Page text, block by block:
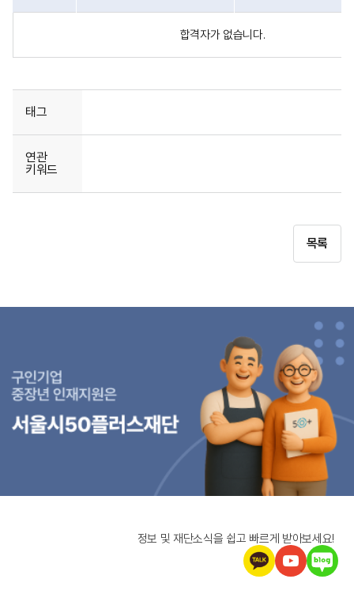
합격자가 없습니다.
태그
연관
키워드
목록
정보 및 재단소식을 쉽고 빠르게 받아보세요!